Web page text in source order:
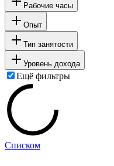
Рабочие часы
Опыт
Тип занятости
Уровень дохода
Ещё фильтры
Списком